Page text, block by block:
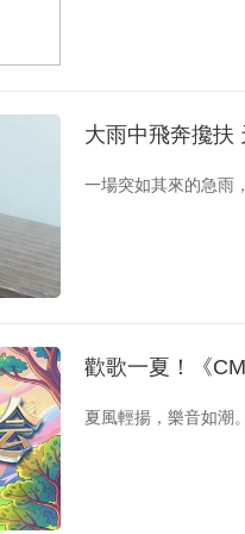
大雨中飛奔攙扶
一場突如其來的急雨
歡歌一夏！《
夏風輕揚，樂音如潮